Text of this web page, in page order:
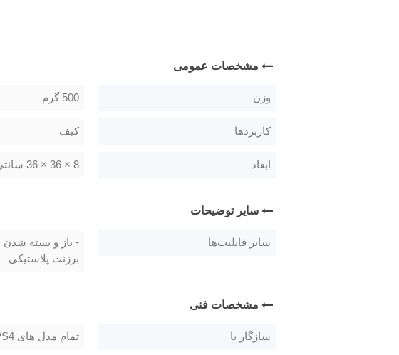
مشخصات عمومی
وزن 500 گرم
کاربردها کیف
ابعاد 8 × 36 × 36 سانتي‌متر
سایر توضیحات
سایر قابلیت‌ها
برزنت پلاستیکی
مشخصات فنی
سازگار با تمام مدل های PS4